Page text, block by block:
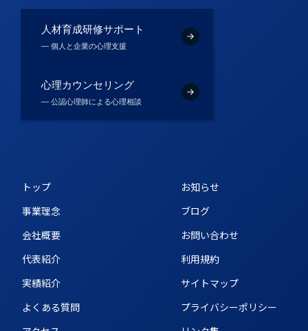
人材育成研修サポート
― 個人と企業の心理支援
心理カウンセリング
― 公認心理師による心理相談
トップ
事業理念
会社概要
代表紹介
実績紹介
よくある質問
お知らせ
ブログ
お問い合わせ
利用規約
サイトマップ
プライバシーポリシー